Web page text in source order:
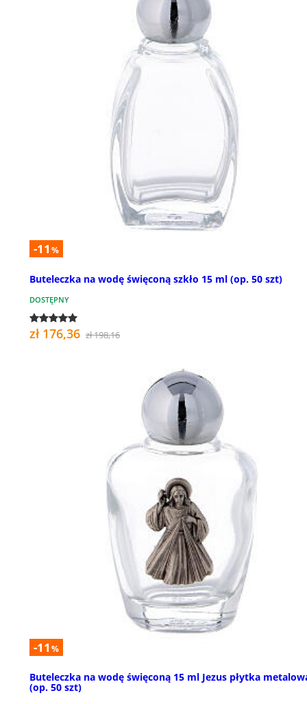
-11 %
Buteleczka na wodę święconą szkło 15 ml (op. 50 szt)
DOSTĘPNY
zł 176,36 zł 198,16
-11 %
Buteleczka na wodę święconą 15 ml Jezus płytka
(op. 50 szt)